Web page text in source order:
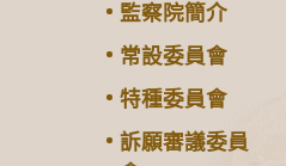
監察院簡介
常設委員會
特種委員會
訴願審議委員